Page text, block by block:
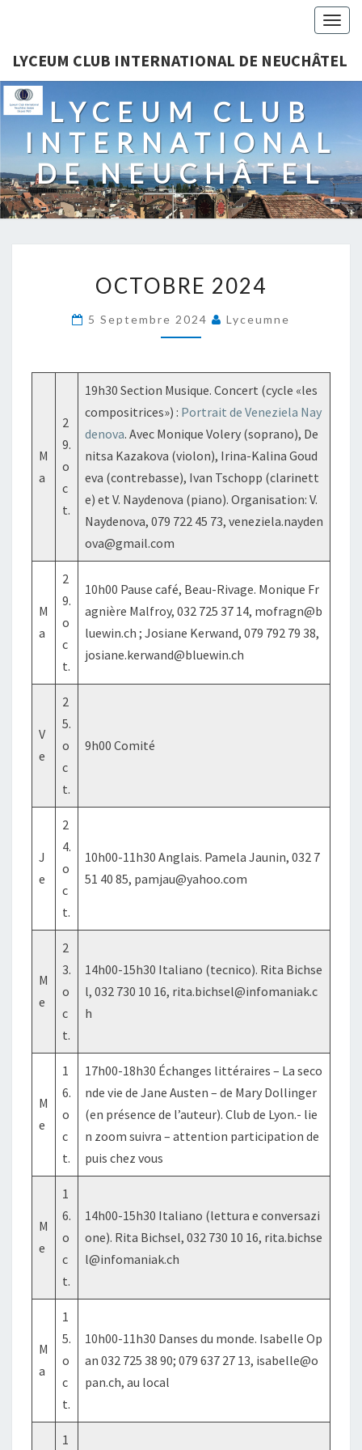
LYCEUM CLUB INTERNATIONAL DE NEUCHÂTEL
LYCEUM CLUB
INTERNATIONAL
DE NEUCHÂTEL
2024
OCTOBRE 2024
5 Septembre 2024 Lyceumne
M
a
2
9.
o
c
t.
19h30 Section Musique. Concert (cycle «les
compositrices») : Portrait de Veneziela Nay
denova. Avec Monique Volery (soprano), De
nitsa Kazakova (violon), Irina-Kalina Goud
eva (contrebasse), Ivan Tschopp (clarinett
e) et V. Naydenova (piano). Organisation: V.
Naydenova, 079 722 45 73, veneziela.nayden
ova@gmail.com
M
a
2
9.
o
c
t.
10h00 Pause café, Beau-Rivage. Monique Fr
agnière Malfroy, 032 725 37 14, mofragn@b
luewin.ch ; Josiane Kerwand, 079 792 79 38,
josiane.kerwand@bluewin.ch
V
e
2
5.
o
c
t.
9h00 Comité
J
e
2
4.
o
c
t.
10h00-11h30 Anglais. Pamela Jaunin, 032 7
51 40 85, pamjau@yahoo.com
M
e
2
3.
o
c
t.
14h00-15h30 Italiano (tecnico). Rita Bichse
l, 032 730 10 16, rita.bichsel@infomaniak.c
h
M
e
1
6.
o
c
t.
17h00-18h30 Échanges littéraires – La seco
nde vie de Jane Austen – de Mary Dollinger
(en présence de l’auteur). Club de Lyon.- lie
n zoom suivra – attention participation de
puis chez vous
M
e
1
6.
o
c
t.
14h00-15h30 Italiano (lettura e conversazi
one). Rita Bichsel, 032 730 10 16, rita.bichse
l@infomaniak.ch
M
a
1
5.
o
c
t.
10h00-11h30 Danses du monde. Isabelle Op
an 032 725 38 90; 079 637 27 13, isabelle@o
pan.ch, au local
1